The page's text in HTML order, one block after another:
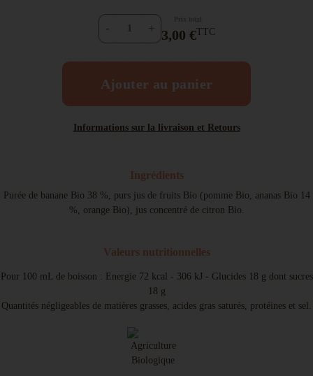
- + 3,00 €TTC
Ajouter au panier
Informations sur la livraison et Retours
Ingrédients
Purée de banane Bio 38 %, purs jus de fruits Bio (pomme Bio, ananas Bio 14
%, orange Bio), jus concentré de citron Bio.
Valeurs nutritionnelles
Pour 100 mL de boisson : Energie 72 kcal - 306 kJ - Glucides 18 g dont sucres
18 g
Quantités négligeables de matières grasses, acides gras saturés, protéines et sel.